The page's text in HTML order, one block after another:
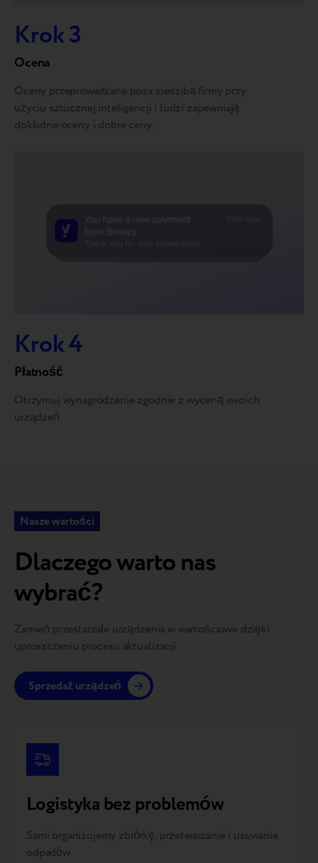
Krok 3
Ocena
Oceny przeprowadzane poza siedzibą firmy przy
użyciu sztucznej inteligencji i ludzi zapewniają
dokładne oceny i dobre ceny.
Krok 4
Płatność
Otrzymuj wynagrodzenie zgodnie z wyceną swoich
urządzeń
Nasze wartości
Dlaczego warto nas
wybrać?
Zamień przestarzałe urządzenia w wartościowe dzięki
uproszczeniu procesu aktualizacji.
Sprzedaż urządzeń
Logistyka bez problemów
Sami organizujemy zbiórkę, przetwarzanie i usuwanie
odpadów